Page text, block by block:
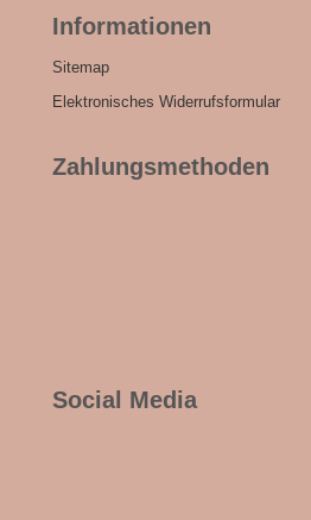
Informationen
Sitemap
Elektronisches Widerrufsformular
Zahlungsmethoden
Social Media